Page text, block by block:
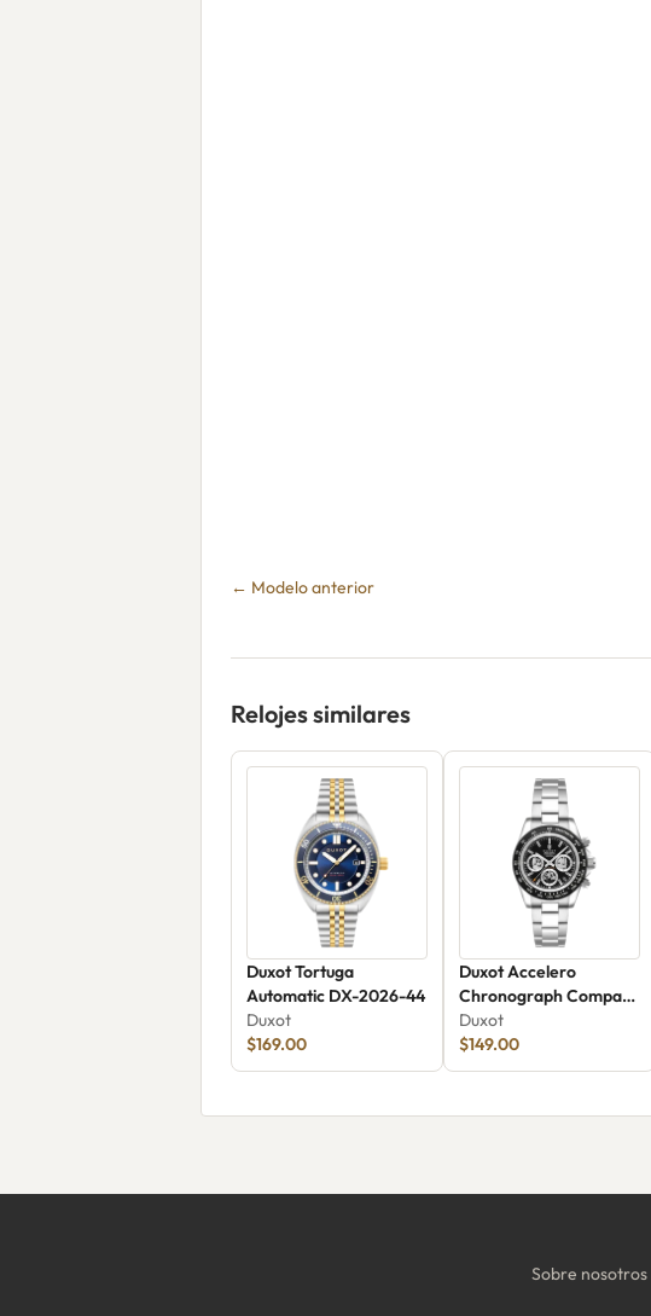
← Modelo anterior
Relojes similares
Duxot Tortuga
Automatic DX-2026-44
Duxot
$169.00
Duxot Accelero
Chronograph Compax
Skeleton Edition DX-
2065-CC
Duxot
$149.00
Sobre nosotros